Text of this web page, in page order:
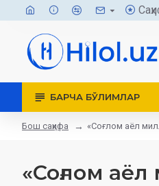
БАРЧА БЎЛИМЛАР
Бош саҳифа «Соғлом аёл
«Соғлом